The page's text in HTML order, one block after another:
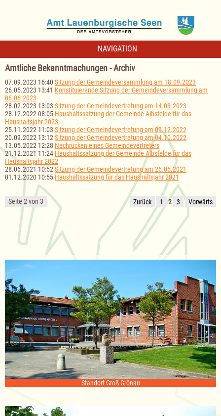
NAVIGATION
Amtliche Bekanntmachungen - Archiv
07.09.2023 16:40 Sitzung der Gemeindeversammlung am 18.09.2023
26.05.2023 13:41 Konstituierende Sitzung der Gemeindeversammlung am
06.06.2023
28.02.2023 13:03 Sitzung der Gemeindevertretung am 14.03.2023
28.12.2022 08:05 Haushaltssatzung der Gemeinde Albsfelde für das
Haushaltsjahr 2023
25.11.2022 11:03 Sitzung der Gemeindevertretung am 09.12.2022
20.09.2022 13:12 Sitzung der Gemeindevertretung am 04.10.2022
13.05.2022 12:28 Nachrücken eines Gemeindevertreters
21.12.2021 11:24 Haushaltssatzung der Gemeinde Albsfelde für das
Haushaltsjahr 2022
28.06.2021 10:52 Sitzung der Gemeindevertretung am 26.05.2021
01.12.2020 10:55 Haushaltssatzung für das Haushaltsjahr 2021
Seite 2 von 3 Zurück 1 2 3 Vorwärts
Standort Groß Grönau